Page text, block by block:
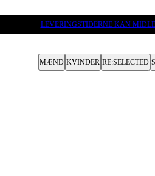
LEVERINGSTIDERNE KAN
MÆND KVINDER RE:SELECTED